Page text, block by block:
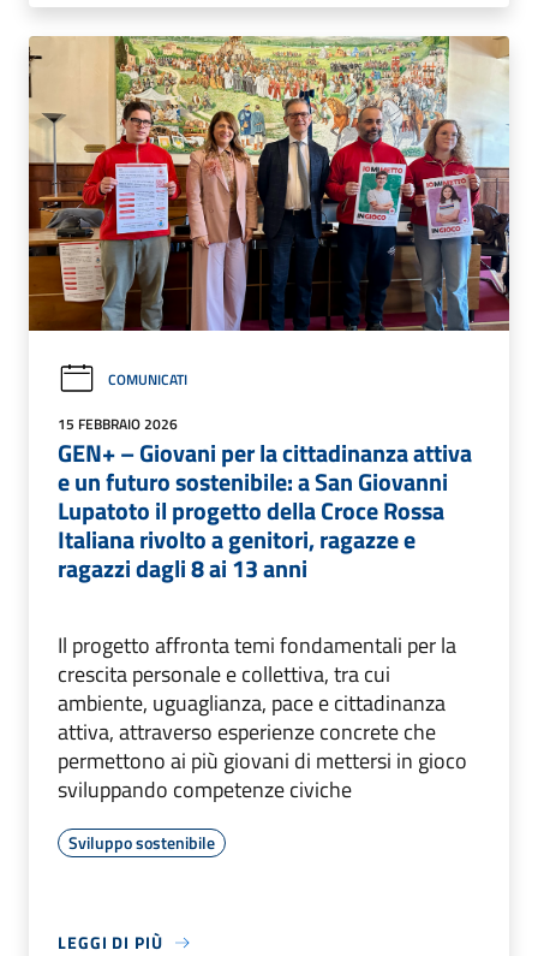
COMUNICATI
15 FEBBRAIO 2026
GEN+ – Giovani per la cittadinanza attiva
e un futuro sostenibile: a San Giovanni
Lupatoto il progetto della Croce Rossa
Italiana rivolto a genitori, ragazze e
ragazzi dagli 8 ai 13 anni
Il progetto affronta temi fondamentali per la
crescita personale e collettiva, tra cui
ambiente, uguaglianza, pace e cittadinanza
attiva, attraverso esperienze concrete che
permettono ai più giovani di mettersi in gioco
sviluppando competenze civiche
Sviluppo sostenibile
LEGGI DI PIÙ